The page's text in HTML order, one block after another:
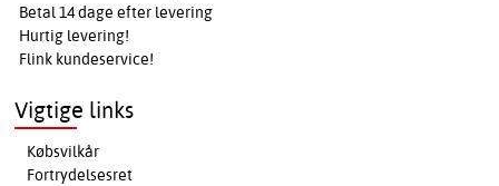
Betal 14 dage efter levering
Hurtig levering!
Flink kundeservice!
Vigtige links
Købsvilkår
Fortrydelsesret